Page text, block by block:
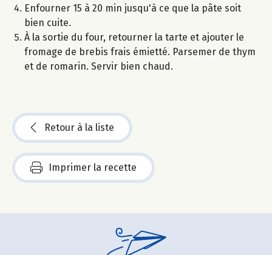
Enfourner 15 à 20 min jusqu'à ce que la pâte soit
bien cuite.
À la sortie du four, retourner la tarte et ajouter le
fromage de brebis frais émietté. Parsemer de thym
et de romarin. Servir bien chaud.
Retour à la liste
Imprimer la recette